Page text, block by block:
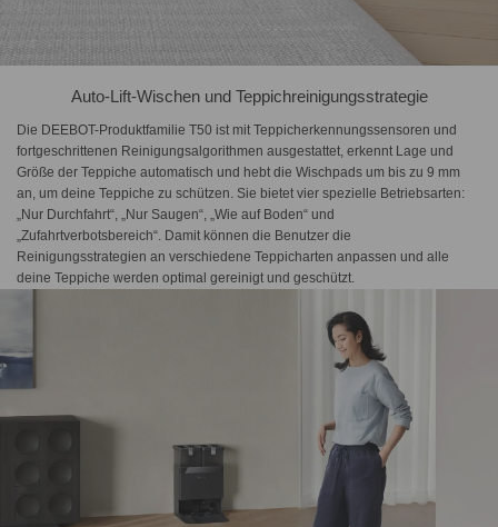
Auto-Lift-Wischen und Teppichreinigungsstrategie
Die DEEBOT-Produktfamilie T50 ist mit Teppicherkennungssensoren und
fortgeschrittenen Reinigungsalgorithmen ausgestattet, erkennt Lage und
Größe der Teppiche automatisch und hebt die Wischpads um bis zu 9 mm
an, um deine Teppiche zu schützen. Sie bietet vier spezielle Betriebsarten:
„Nur Durchfahrt“, „Nur Saugen“, „Wie auf Boden“ und
„Zufahrtverbotsbereich“. Damit können die Benutzer die
Reinigungsstrategien an verschiedene Teppicharten anpassen und alle
deine Teppiche werden optimal gereinigt und geschützt.